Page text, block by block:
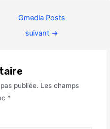
Gmedia Posts
suivant →
publiée. Les champs
*